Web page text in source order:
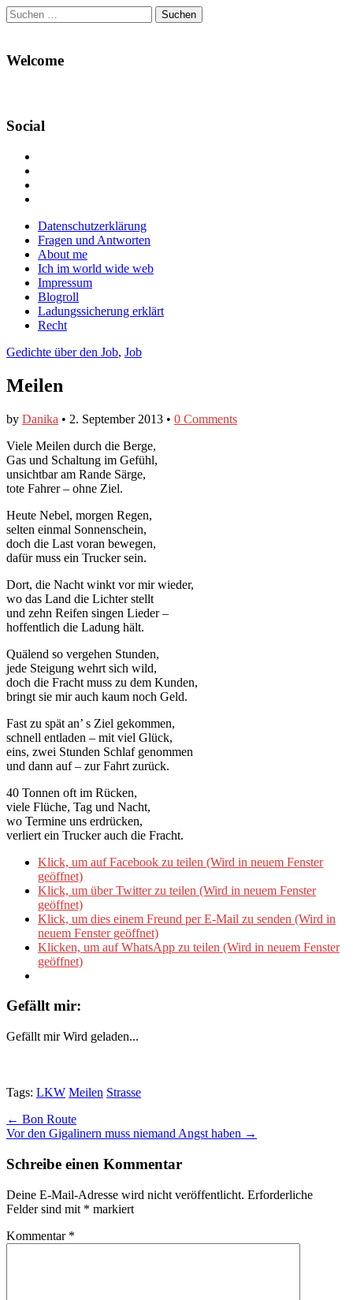
Suchen
nach:
Welcome
Social
Facebook
anzeigen
Twitter
anzeigen
auf
Instagram
anzeigen
Main
menu
Skip
content
Datenschutzerklärung
Fragen und Antworten
About me
Ich im world wide web
Impressum
Blogroll
Ladungssicherung erklärt
Recht
Gedichte über den Job, Job
Meilen
by Danika • 2. September 2013 • 0 Comments
Viele Meilen durch die Berge,
Gas und Schaltung im Gefühl,
unsichtbar am Rande Särge,
tote Fahrer – ohne Ziel.
Heute Nebel, morgen Regen,
selten einmal Sonnenschein,
doch die Last voran bewegen,
dafür muss ein Trucker sein.
Dort, die Nacht winkt vor mir wieder,
wo das Land die Lichter stellt
und zehn Reifen singen Lieder –
hoffentlich die Ladung hält.
Quälend so vergehen Stunden,
jede Steigung wehrt sich wild,
doch die Fracht muss zu dem Kunden,
bringt sie mir auch kaum noch Geld.
Fast zu spät an’ s Ziel gekommen,
schnell entladen – mit viel Glück,
eins, zwei Stunden Schlaf genommen
und dann auf – zur Fahrt zurück.
40 Tonnen oft im Rücken,
viele Flüche, Tag und Nacht,
wo Termine uns erdrücken,
verliert ein Trucker auch die Fracht.
Klick, um auf Facebook zu teilen (Wird in neuem Fenster
geöffnet)
Klick, um über Twitter zu teilen (Wird in neuem Fenster
geöffnet)
Klick, um dies einem Freund per E-Mail zu senden (Wird in
neuem Fenster geöffnet)
Klicken, um auf WhatsApp zu teilen (Wird in neuem Fenster
geöffnet)
Gefällt mir:
Gefällt mir Wird geladen...
Tags: LKW Meilen Strasse
Post
navigation
← Bon Route
Vor den Gigalinern muss niemand Angst haben →
Schreibe einen Kommentar
Deine E-Mail-Adresse wird nicht veröffentlicht. Erforderliche
Felder sind mit * markiert
Kommentar *